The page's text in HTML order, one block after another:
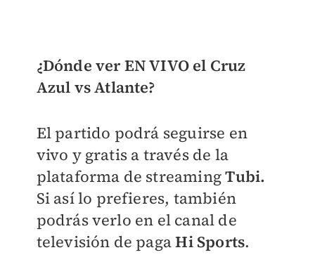
¿Dónde ver EN VIVO el Cruz
Azul vs Atlante?
El partido podrá seguirse en
vivo y gratis a través de la
plataforma de streamingTubi.
Si así lo prefieres, también
podrás verlo en el canal de
televisión de pagaHi Sports.